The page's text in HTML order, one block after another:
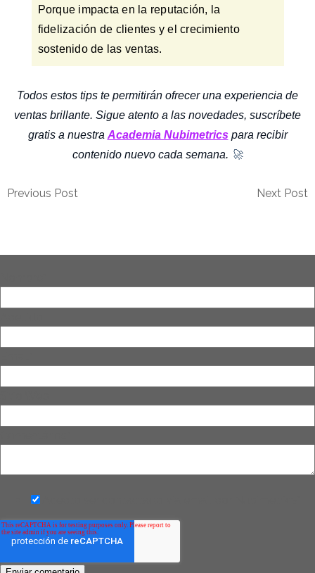
Porque impacta en la reputación, la
fidelización de clientes y el crecimiento
sostenido de las ventas.
Todos estos tips te permitirán ofrecer una experiencia de
ventas brillante. Sigue atento a las novedades, suscríbete
gratis a nuestra Academia Nubimetricspara recibir
contenido nuevo cada semana. 🚀
Previous Post Next Post